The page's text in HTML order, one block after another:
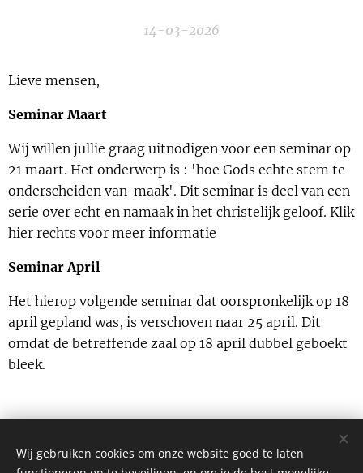
14-03-2026
Lieve mensen,
Seminar Maart
Wij willen jullie graag uitnodigen voor een seminar op
21 maart. Het onderwerp is : 'hoe Gods echte stem te
onderscheiden van maak'. Dit seminar is deel van een
serie over echt en namaak in het christelijk geloof. Klik
hier rechts voor meer informatie
Seminar April
Het hierop volgende seminar dat oorspronkelijk op 18
april gepland was, is verschoven naar 25 april. Dit
omdat de betreffende zaal op 18 april dubbel geboekt
bleek.
Wij gebruiken cookies om onze website goed te laten